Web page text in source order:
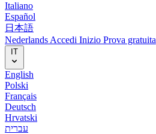
Italiano
Español
日本語
Nederlands Accedi Inizio Prova gratuita
IT
English
Polski
Français
Deutsch
Hrvatski
עברית